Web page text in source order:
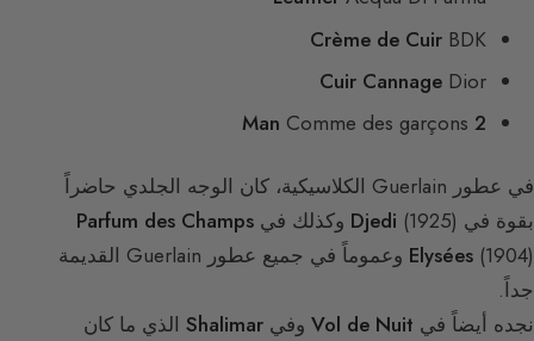
Crème de Cuir BDK
Cuir Cannage Dior
2 Man
Comme des garçons
في عطور Guerlain الكلاسيكية، كان الوجه الجلدي حاضراً
بقوة في
Djedi (1925) وكذلك في
Parfum des Champs
Elysées
(1904) وعموماً في جميع عطور Guerlain القديمة
جداً.
نجده أيضاً في Vol de Nuit وفي Shalimar الذي ما كان